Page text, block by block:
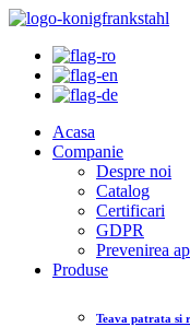
Acasa
Companie
Despre noi
Catalog
Certificari
GDPR
Prevenirea
Produse
Teava patrata si